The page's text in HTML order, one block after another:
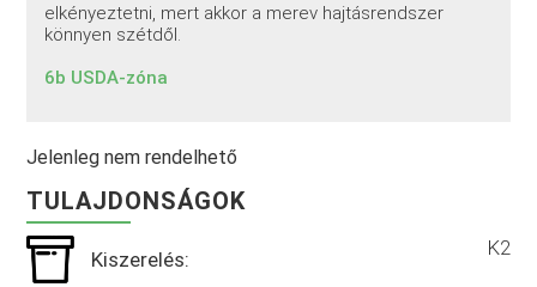
elkényeztetni, mert akkor a merev hajtásrendszer
könnyen szétdől.
6b USDA-zóna
Jelenleg nem rendelhető
TULAJDONSÁGOK
Kiszerelés: K2